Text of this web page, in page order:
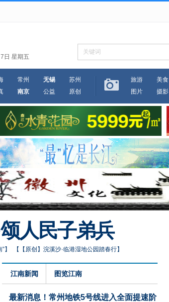
日 星期五
常州 无锡
苏州
南京 公益 原创
旅游 美食
图片
摄影
颂人民子弟兵
”】 【 【原创】浣溪沙·临港湿地公园踏春行】
江南新闻 图览江南
最新消息！常州地铁5号线进入全面提速阶